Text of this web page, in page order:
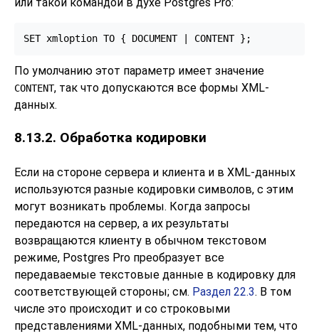
По умолчанию этот параметр имеет значение
CONTENT, так что допускаются все формы XML-
данных.
8.13.2. Обработка кодировки
Если на стороне сервера и клиента и в XML-данных
используются разные кодировки символов, с этим
могут возникать проблемы. Когда запросы
передаются на сервер, а их результаты
возвращаются клиенту в обычном текстовом
режиме, Postgres Pro преобразует все
передаваемые текстовые данные в кодировку для
соответствующей стороны; см. Раздел 22.3. В том
числе это происходит и со строковыми
представлениями XML-данных, подобными тем, что